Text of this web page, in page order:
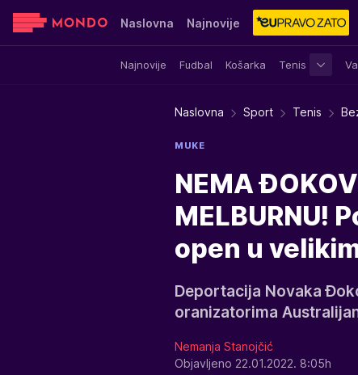
Naslovna Najnovije
Najnovije Fudbal Košarka Tenis
Sensa Stvar ukusa Yumama
Naslovna Sport Tenis
MUKE
NEMA
MELBURNU!
open u
Deportacija Novaka
oranizatorima
Nemanja Stanojčić
Objavljeno 22.01.2022. 8:05h